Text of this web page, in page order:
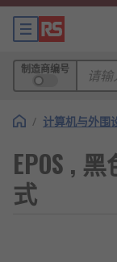
制造商编号
/ 计算机与外围
EPOS ,
式